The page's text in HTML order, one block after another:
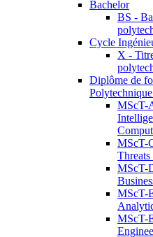
Bachelor
BS -
Cycle
X -
Diplôme de
MScT-
MScT-
Threats
MScT-
MScT-
MScT-